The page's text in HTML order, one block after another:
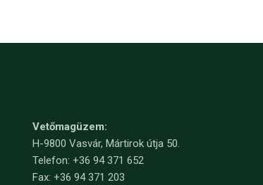
Vetőmagüzem:
H-9800 Vasvár, Mártirok útja 50.
Telefon: +36 94 371 652
Fax: +36 94 371 203